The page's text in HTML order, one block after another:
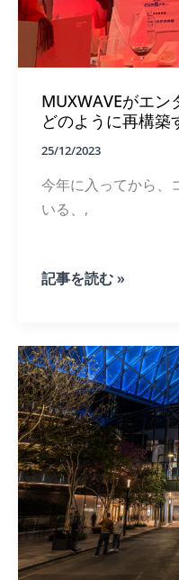
み
合
わ
せ
は、
2023
年
の
ス
テ
ー
ジ・
シ
新
み
へ
と
引
き
上
げ
る
だ
ろ
う！
MUXWAVEがエン
どのように再構築
25/12/2023
今年に入ってから、
いる、,
MUXWAVE
タ
ー
テ
イ
ン
メ
ン
ト
業
界
を
ど
の
よ
記事を読む »